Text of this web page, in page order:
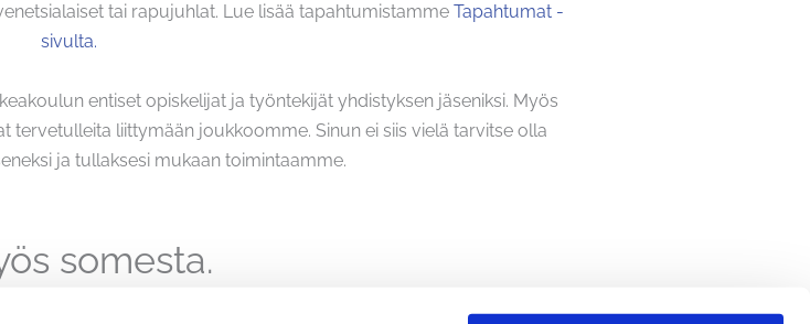
tai rapujuhlat. Lue lisää tapahtumistamme Tapahtumat -
sivulta.
entiset opiskelijat ja työntekijät yhdistyksen jäseniksi. Myös
liittymään joukkoomme. Sinun ei siis vielä tarvitse olla
ja tullaksesi mukaan toimintaamme.
somesta.